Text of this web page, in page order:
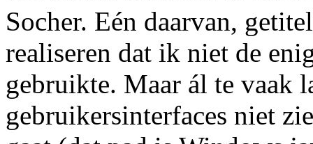
Socher. Eén daarvan,
realiseren dat ik niet de
gebruikte. Maar ál te vaak
gebruikersinterfaces niet